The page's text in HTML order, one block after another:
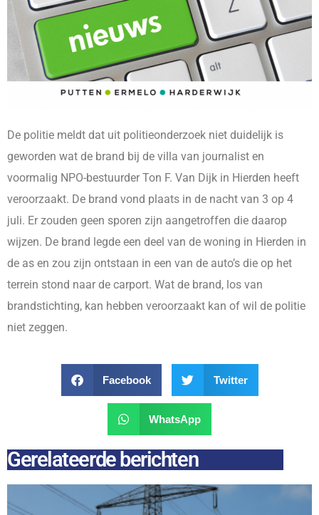
De politie meldt dat uit politieonderzoek niet duidelijk is
geworden wat de brand bij de villa van journalist en
voormalig NPO-bestuurder Ton F. Van Dijk in Hierden heeft
veroorzaakt. De brand vond plaats in de nacht van 3 op 4
juli. Er zouden geen sporen zijn aangetroffen die daarop
wijzen. De brand legde een deel van de woning in Hierden in
de as en zou zijn ontstaan in een van de auto’s die op het
terrein stond naar de carport. Wat de brand, los van
brandstichting, kan hebben veroorzaakt kan of wil de politie
niet zeggen.
Facebook Twitter
WhatsApp
Gerelateerde berichten